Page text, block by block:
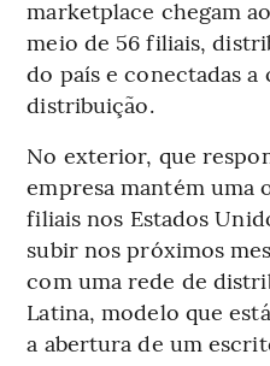
marketplace chegam
meio de 56 filiais,
do país e conectadas
distribuição.
No exterior, que
empresa mantém uma
filiais nos Estados
subir nos próximos
com uma rede de
Latina, modelo que
a abertura de um